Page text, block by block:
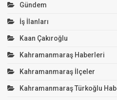
Gündem
İş İlanları
Kaan Çakıroğlu
Kahramanmaraş Haberleri
Kahramanmaraş İlçeler
Kahramanmaraş Türkoğlu